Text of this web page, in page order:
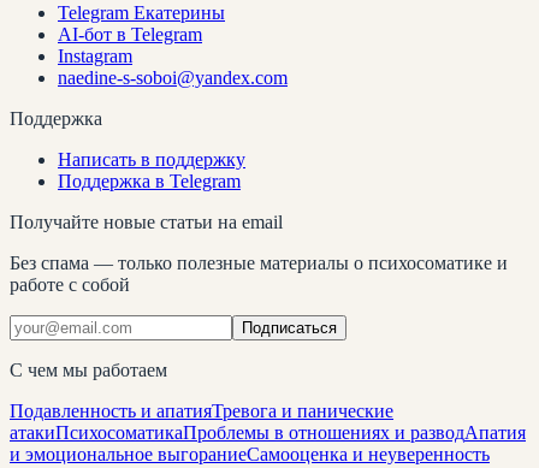
Telegram Екатерины
AI-бот в Telegram
Instagram
naedine-s-soboi@yandex.com
Поддержка
Написать в поддержку
Поддержка в Telegram
Получайте новые статьи на email
Без спама — только полезные материалы о психосоматике и
работе с собой
Подписаться
С чем мы работаем
Подавленность и апатияТревога и панические
атакиПсихосоматикаПроблемы в отношениях и разводАпатия
и эмоциональное выгораниеСамооценка и неуверенность